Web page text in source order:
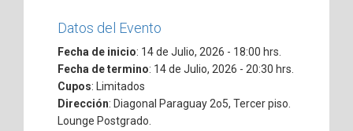
Datos del Evento
Fecha de inicio: 14 de Julio, 2026 - 18:00 hrs.
Fecha de termino: 14 de Julio, 2026 - 20:30 hrs.
Cupos: Limitados
Dirección: Diagonal Paraguay 2o5, Tercer piso.
Lounge Postgrado.